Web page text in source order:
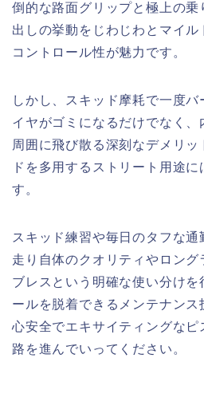
倒的な路面グリップと極上の乗
出しの挙動をじわじわとマイル
コントロール性が魅力です。
しかし、スキッド摩耗で一度バ
イヤがゴミになるだけでなく
周囲に飛び散る深刻なデメリッ
ドを多用するストリート用途
す。
スキッド練習や毎日のタフな通
走り自体のクオリティやロング
ブレスという明確な使い分けを
ールを脱着できるメンテナン
心安全でエキサイティングなピ
路を進んでいってください。